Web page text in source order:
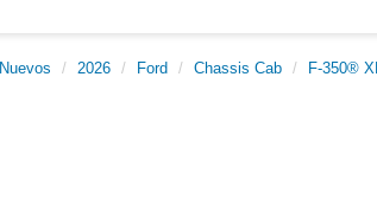
2026 Ford Chassis Cab F-350®